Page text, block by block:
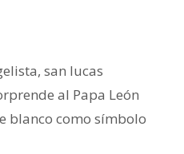
,san lucas
al Papa León
blanco como símbolo